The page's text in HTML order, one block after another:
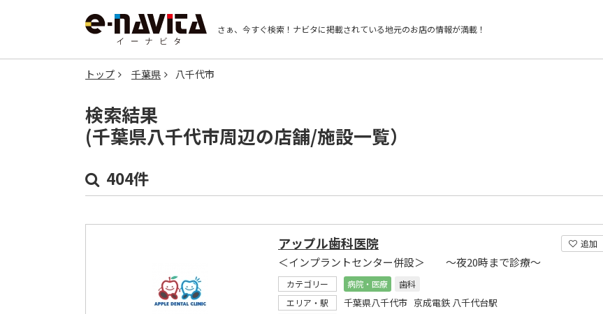
さぁ、今すぐ検索！ ナビタに掲載されている地元のお店の情報が満載！
トップ 千葉県 八千代市
検索結果
(千葉県八千代市周辺の店舗/施設一覧）
404件
追加
アップル歯科医院
＜インプラントセンター併設＞ ～夜20時まで診療～
カテゴリー 病院・医療
歯科
エリア・駅
千葉県八千代市 京成電鉄 八千代台駅